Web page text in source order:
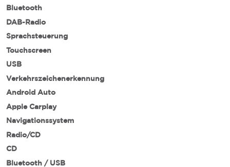
Bluetooth
DAB-Radio
Sprachsteuerung
Touchscreen
USB
Verkehrszeichenerkennung
Android Auto
Apple Carplay
Navigationssystem
Radio/CD
CD
Bluetooth / USB